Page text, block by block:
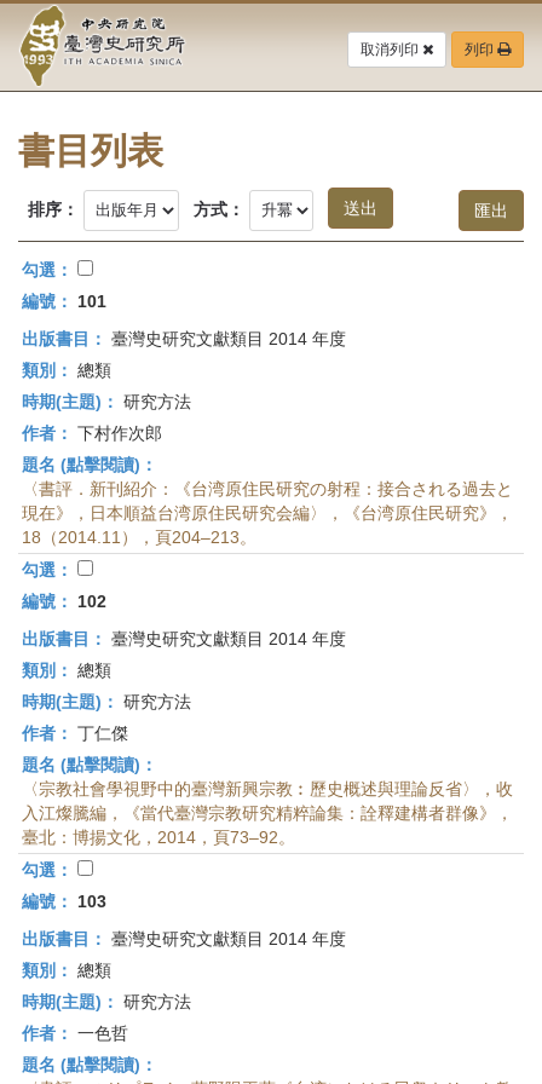
要
中
央
研
究
院-
臺
灣
史
研
究
所-
首
頁
取消列印 列印
書目列表
排序： 方式：
勾選：
編號：
101
出版書目： 臺灣史研究文獻類目 2014 年度
類別： 總類
時期(主題)： 研究方法
作者： 下村作次郎
題名 (點擊閱讀)：
〈書評．新刊紹介：《台湾原住民研究の射程：接合される過去と
現在》，日本順益台湾原住民研究会編〉，《台湾原住民研究》，
18（2014.11），頁204–213。
勾選：
編號：
102
出版書目： 臺灣史研究文獻類目 2014 年度
類別： 總類
時期(主題)： 研究方法
作者： 丁仁傑
題名 (點擊閱讀)：
〈宗教社會學視野中的臺灣新興宗教︰歷史概述與理論反省〉，收
入江燦騰編，《當代臺灣宗教研究精粹論集：詮釋建構者群像》，
臺北：博揚文化，2014，頁73–92。
勾選：
編號：
103
出版書目： 臺灣史研究文獻類目 2014 年度
類別： 總類
時期(主題)： 研究方法
作者： 一色哲
題名 (點擊閱讀)：